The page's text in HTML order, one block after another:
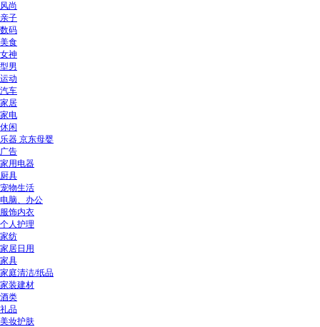
风尚
亲子
数码
美食
女神
型男
运动
汽车
家居
家电
休闲
乐器 京东母婴
广告
家用电器
厨具
宠物生活
电脑、办公
服饰内衣
个人护理
家纺
家居日用
家具
家庭清洁/纸品
家装建材
酒类
礼品
美妆护肤